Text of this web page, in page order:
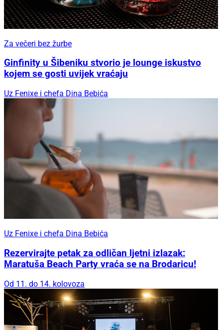
Za večeri bez žurbe
Ginfinity u Šibeniku stvorio je lounge iskustvo
kojem se gosti uvijek vraćaju
Uz Fenixe i chefa Dina Bebića
Uz Fenixe i chefa Dina Bebića
Rezervirajte petak za odličan ljetni izlazak:
Maratuša Beach Party vraća se na Brodaricu!
Od 11. do 14. kolovoza